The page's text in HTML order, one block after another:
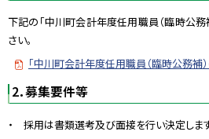
下記の「中川町会計年度任用職員（臨時公務
さい。
「中川町会計年度任用職員（臨時公務補
2．募集要件等
・ 採用は書類選考及び面接を行い決定します